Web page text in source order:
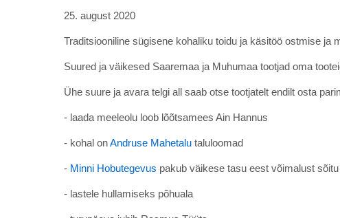
25. august 2020
Traditsiooniline sügisene kohaliku toidu ja käsitöö ostmise ja
Suured ja väikesed Saaremaa ja Muhumaa tootjad oma
Ühe suure ja avara telgi all saab otse tootjatelt endilt osta
- laada meeleolu loob lõõtsamees Ain Hannus
- kohal onAndruse Mahetalu taluloomad
- Minni Hobutegevus pakub väikese tasu eest võimalust
- lastele hullamiseks põhuala